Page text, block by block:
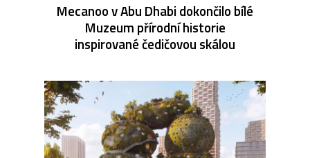
Mecanoo v Abu Dhabi dokončilo bílé
Muzeum přírodní historie
inspirované čedičovou skálou